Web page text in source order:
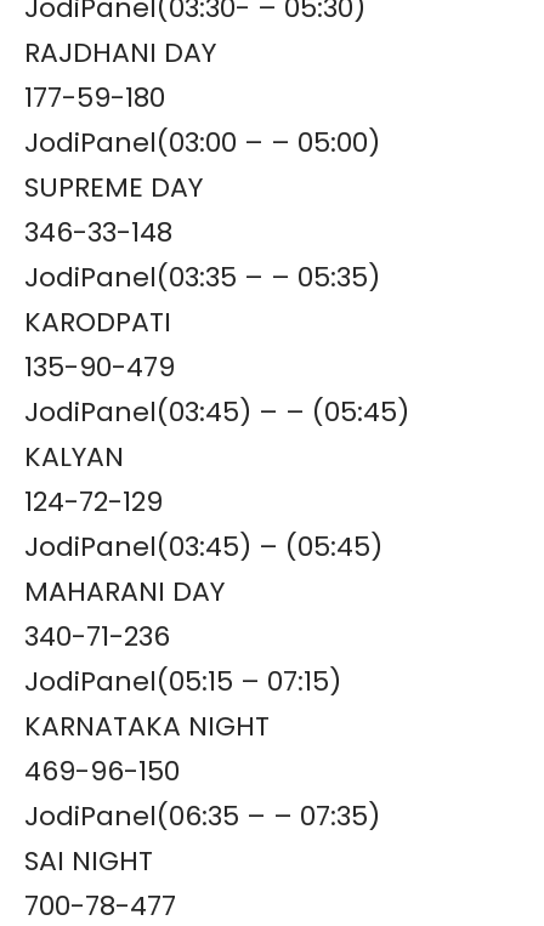
JodiPanel(03:30- – 05:30)
RAJDHANI DAY
177-59-180
JodiPanel(03:00 – – 05:00)
SUPREME DAY
346-33-148
JodiPanel(03:35 – – 05:35)
KARODPATI
135-90-479
JodiPanel(03:45) – – (05:45)
KALYAN
124-72-129
JodiPanel(03:45) – (05:45)
MAHARANI DAY
340-71-236
JodiPanel(05:15 – 07:15)
KARNATAKA NIGHT
469-96-150
JodiPanel(06:35 – – 07:35)
SAI NIGHT
700-78-477